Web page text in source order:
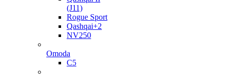
(J11)
Rogue Sport
Qashqai+2
NV250
Omoda
C5